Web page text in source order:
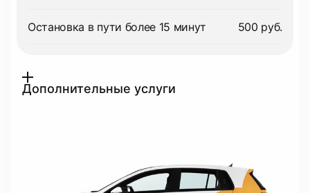
Остановка в пути более 15 минут 500 руб.
Дополнительные услуги